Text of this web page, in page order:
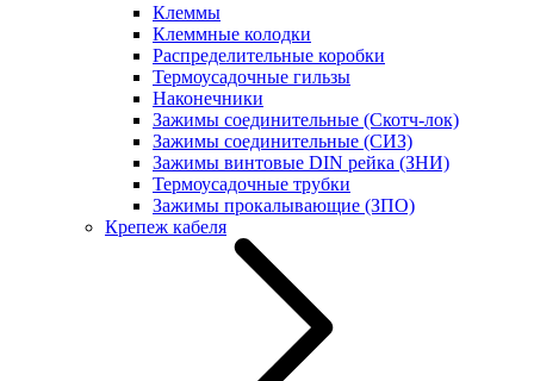
Клеммы
Клеммные колодки
Распределительные коробки
Термоусадочные гильзы
Наконечники
Зажимы соединительные (Скотч-лок)
Зажимы соединительные (СИЗ)
Зажимы винтовые DIN рейка (ЗНИ)
Термоусадочные трубки
Зажимы прокалывающие (ЗПО)
Крепеж кабеля